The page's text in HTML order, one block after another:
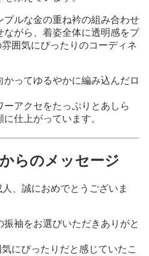
ルな金の重ね衿の組み合わせ
ながら、着姿全体に透明感をプ
囲気にぴったりのコーディネ
ってゆるやかに編み込んだロ
アクセをたっぷりとあしら
仕上がっています。
らのメッセージ
、誠におめでとうございま
袖をお選びいただきありがと
にぴったりだと感じていたこ